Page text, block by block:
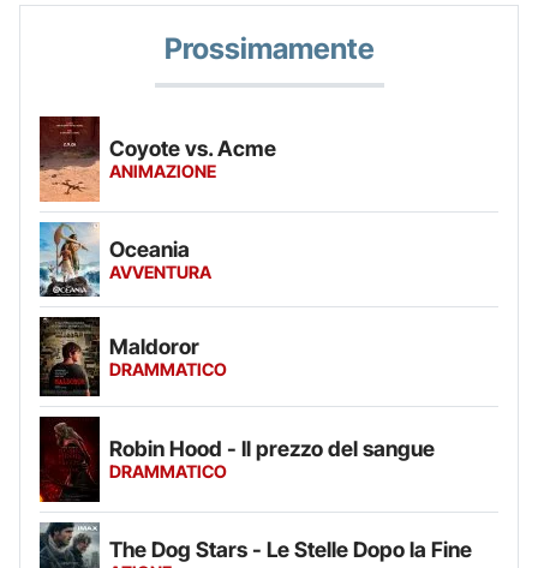
Prossimamente
Coyote vs. Acme
ANIMAZIONE
Oceania
AVVENTURA
Maldoror
DRAMMATICO
Robin Hood - Il prezzo del sangue
DRAMMATICO
The Dog Stars - Le Stelle Dopo la Fine